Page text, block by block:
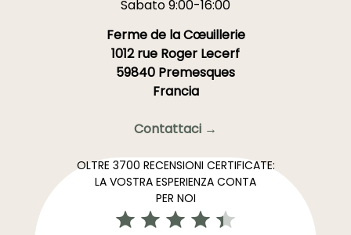
Sabato 9:00-16:00
Ferme de la Cœuillerie
1012 rue Roger Lecerf
59840 Premesques
Francia
Contattaci →
OLTRE 3700 RECENSIONI CERTIFICATE:
LA VOSTRA ESPERIENZA CONTA
PER NOI